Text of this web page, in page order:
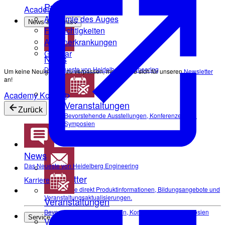
Academy Kontakt
News & Events
News
Das Neueste von Heidelberg Engineering
Veranstaltungen
Bevorstehende Ausstellungen, Konferenzen und
Symposien
Virtual Booth
Newsletter
Erhalten Sie direkt Produktinformationen, Bildungsangebote und
Veranstaltungsaktualisierungen.
Service & Support
Patient:innen
Anatomie des Auges
Fehlsichtigkeiten
Augenerkrankungen
Glossar
Um keine Neuigkeiten zu verpassen, melden Sie sich für unserenNewsletter
an!
Academy Kontakt
Zurück
News
Das Neueste von Heidelberg Engineering
Veranstaltungen
Bevorstehende Ausstellungen, Konferenzen und Symposien
Virtual Booth
Karriere